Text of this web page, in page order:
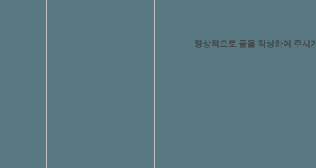
정상적으로 글을 작성하여 주시